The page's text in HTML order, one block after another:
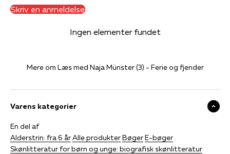
Skriv en anmeldelse
Ingen elementer fundet
Mere om Læs med Naja Münster (3) - Ferie og fjender
Varens kategorier
En del af
Alderstrin: fra 6 årAlle produkterBøgerE-bøger
Skønlitteratur for børn og unge: biografisk skønlitteratur